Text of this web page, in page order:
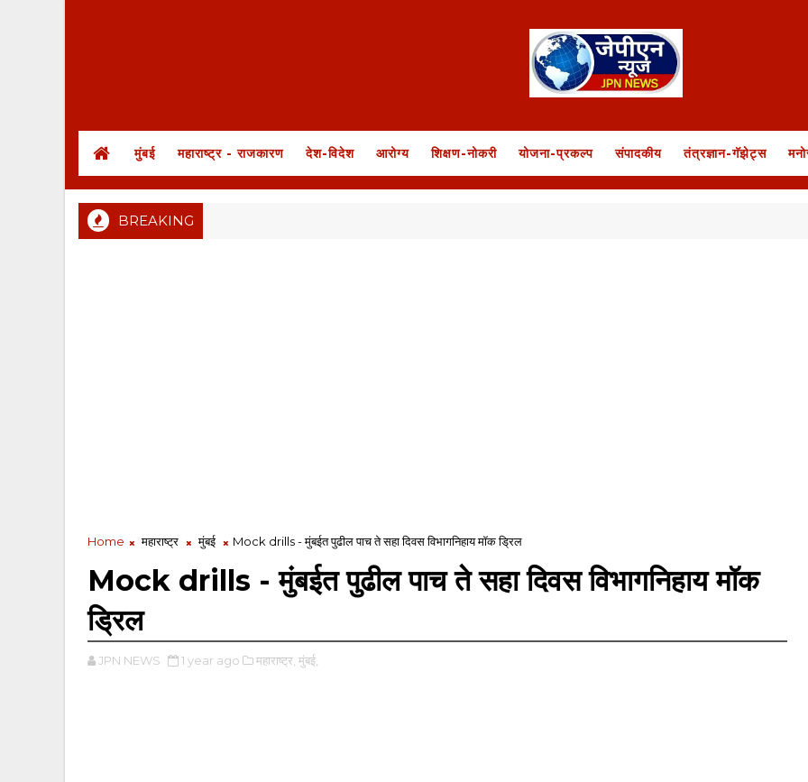
मुंबई महाराष्ट्र - राजकारण देश-विदेश आरोग्य शिक्षण-नोकरी योजना-प्रकल्प संपादकीय तंत्रज्ञान-गॅझेट्स
BREAKING
Home महाराष्ट्र मुंबई Mock drills - मुंबईत पुढील पाच ते सहा दिवस विभागनिहाय मॉक ड्रिल
Mock drills - मुंबईत पुढील पाच ते सहा दिवस विभागनिहाय मॉक
ड्रिल
JPN NEWS 1 year ago महाराष्ट्र, मुंबई,